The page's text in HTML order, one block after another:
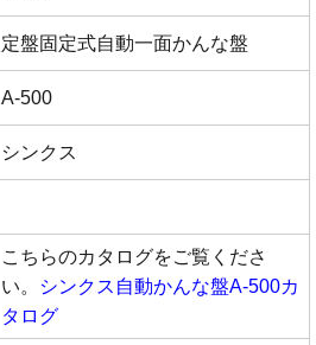
定盤固定式自動一面かんな盤
A-500
シンクス
こちらのカタログをご覧くださ
い。
シンクス自動かんな盤A-500カ
タログ